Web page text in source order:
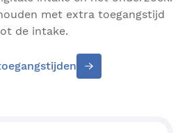
met extra toegangstijd
de intake.